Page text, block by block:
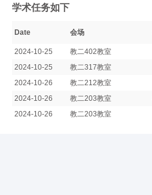
学术任务如下
Date 会场
2024-10-25 教二402教室
2024-10-25
教二317教室
2024-10-26
教二212教室
2024-10-26
教二203教室
2024-10-26
教二203教室